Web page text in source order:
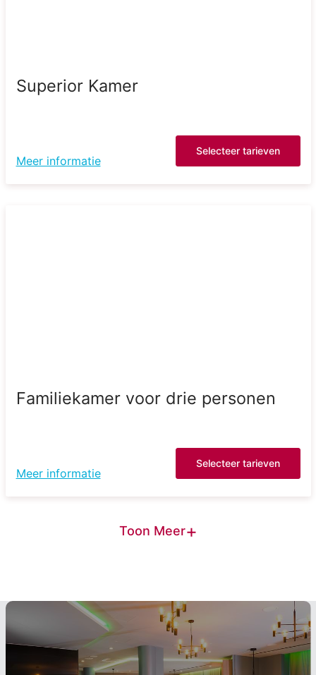
Superior Kamer
Meer informatie
Selecteer tarieven
Familiekamer voor drie personen
Meer informatie
Selecteer tarieven
Toon Meer+